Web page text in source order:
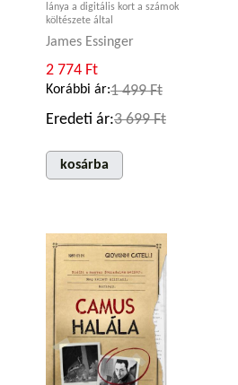
lánya a digitális kort a számok
költészete által
James Essinger
2 774 Ft
Korábbi ár:1 499 Ft
Eredeti ár:3 699 Ft
kosárba